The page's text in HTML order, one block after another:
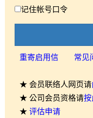
记住帐号口令
重寄启用信 常见
★ 会员联络人网页请
★ 公司会员资格请按
★ 评估申请